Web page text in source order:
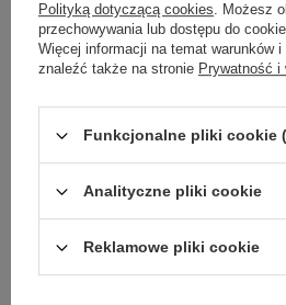
Potrzebujesz pomocy?
chcesz lepszą cenę?
szybko i przygotujemy indywidualną ofertę
dopasowaną do Ciebie..
Polityką dotyczącą cookies. Możesz
przechowywania lub dostępu do
Więcej informacji na temat warunków
znaleźć także na stronie Prywatność i
Funkcjonalne pliki cookie
Analityczne pliki cookie
Reklamowe pliki cookie